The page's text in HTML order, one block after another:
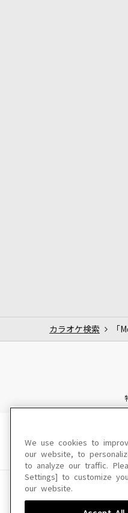
カラオケ検索 「
We use cookies to
our website, to
to analyze our traffic.
Settings] to customize
our website.